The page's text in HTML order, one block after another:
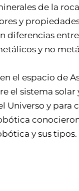
de la
y
diferencias
y no
el espacio de
el sistema solar
Universo y para
y sus tipos.